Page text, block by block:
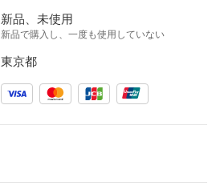
新品、未使用
新品で購入し、一度も使用していない
東京都